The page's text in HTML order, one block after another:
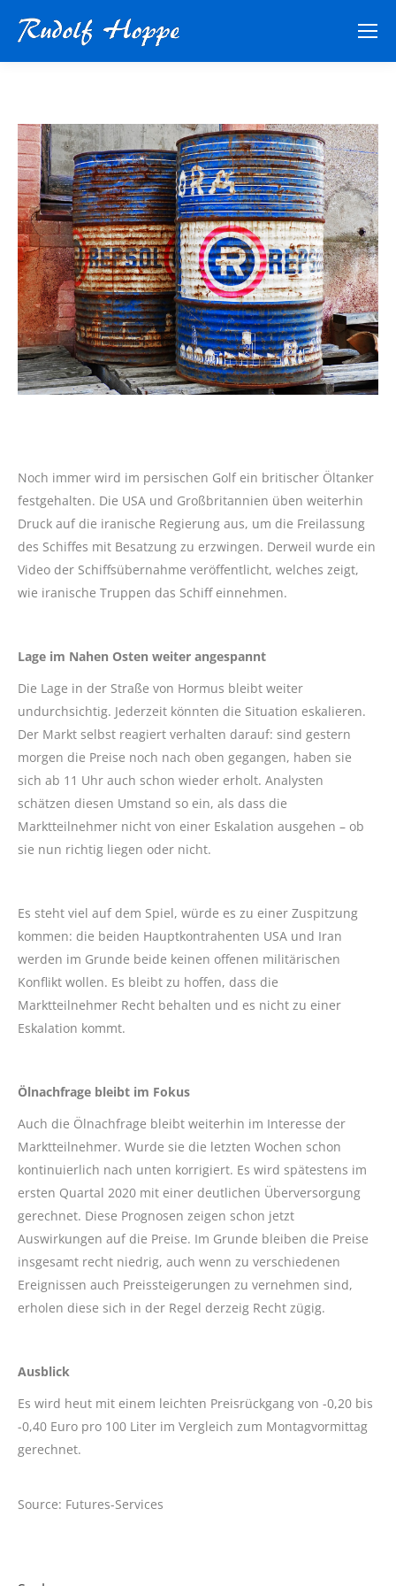
Noch immer wird im persischen Golf ein britischer Öltanker
festgehalten. Die USA und Großbritannien üben weiterhin
Druck auf die iranische Regierung aus, um die Freilassung
des Schiffes mit Besatzung zu erzwingen. Derweil wurde ein
Video der Schiffsübernahme veröffentlicht, welches zeigt,
wie iranische Truppen das Schiff einnehmen.
Lage im Nahen Osten weiter angespannt
Die Lage in der Straße von Hormus bleibt weiter
undurchsichtig. Jederzeit könnten die Situation eskalieren.
Der Markt selbst reagiert verhalten darauf: sind gestern
morgen die Preise noch nach oben gegangen, haben sie
sich ab 11 Uhr auch schon wieder erholt. Analysten
schätzen diesen Umstand so ein, als dass die
Marktteilnehmer nicht von einer Eskalation ausgehen – ob
sie nun richtig liegen oder nicht.
Es steht viel auf dem Spiel, würde es zu einer Zuspitzung
kommen: die beiden Hauptkontrahenten USA und Iran
werden im Grunde beide keinen offenen militärischen
Konflikt wollen. Es bleibt zu hoffen, dass die
Marktteilnehmer Recht behalten und es nicht zu einer
Eskalation kommt.
Ölnachfrage bleibt im Fokus
Auch die Ölnachfrage bleibt weiterhin im Interesse der
Marktteilnehmer. Wurde sie die letzten Wochen schon
kontinuierlich nach unten korrigiert. Es wird spätestens im
ersten Quartal 2020 mit einer deutlichen Überversorgung
gerechnet. Diese Prognosen zeigen schon jetzt
Auswirkungen auf die Preise. Im Grunde bleiben die Preise
insgesamt recht niedrig, auch wenn zu verschiedenen
Ereignissen auch Preissteigerungen zu vernehmen sind,
erholen diese sich in der Regel derzeig Recht zügig.
Ausblick
Es wird heut mit einem leichten Preisrückgang von -0,20 bis
-0,40 Euro pro 100 Liter im Vergleich zum Montagvormittag
gerechnet.
Source: Futures-Services